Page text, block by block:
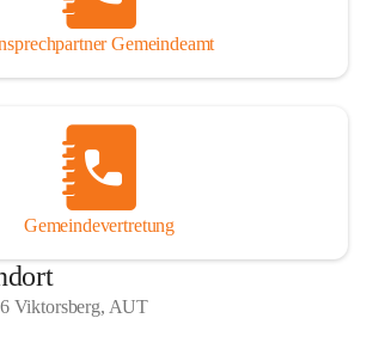
Gemeindeamt
Gemeindevertretung
Viktorsberg, AUT